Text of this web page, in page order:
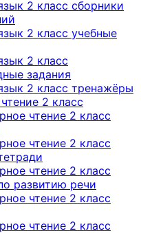
2 класс сборники
2 класс учебные
2 класс
задания
2 класс тренажёры
2 класс
чтение 2 класс
чтение 2 класс
чтение 2 класс
развитию речи
чтение 2 класс
чтение 2 класс